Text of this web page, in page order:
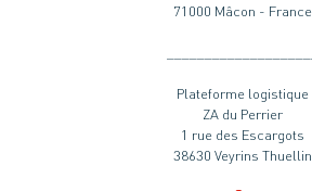
71000 Mâcon - France
Plateforme logistique
ZA du Perrier
1 rue des Escargots
38630 Veyrins Thuellin